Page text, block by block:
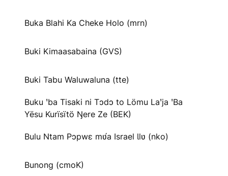
Buka Blahi Ka Cheke Holo (mrn)
Buki Kimaasabaina (GVS)
Buki Tabu Waluwaluna (tte)
Buku ꞌba Tisaki ni Tɔdɔ to Lömu Laꞌja ꞌBa
Yësu Kurïsïtö Ŋere Ze (BEK)
Bulu Ntam Pɔpwɛ mʋ́a Israel Ɩlʋ (nko)
Bunong (cmoK)